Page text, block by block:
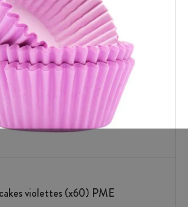
violettes (x60) PME